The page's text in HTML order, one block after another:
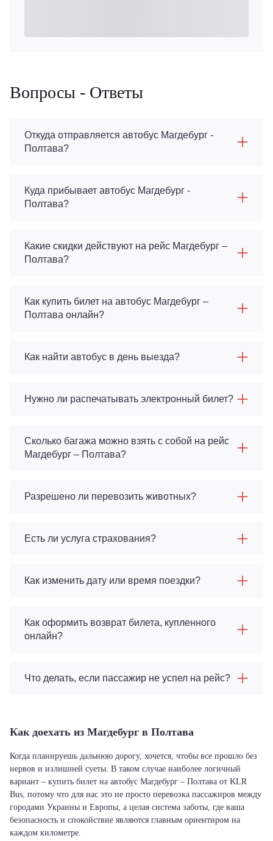
Вопросы - Ответы
Откуда отправляется автобус Магдебург -
Полтава?
Куда прибывает автобус Магдебург -
Полтава?
Какие скидки действуют на рейс Магдебург –
Полтава?
Как купить билет на автобус Магдебург –
Полтава онлайн?
Как найти автобус в день выезда?
Нужно ли распечатывать электронный билет?
Сколько багажа можно взять с собой на рейс
Магдебург – Полтава?
Разрешено ли перевозить животных?
Есть ли услуга страхования?
Как изменить дату или время поездки?
Как оформить возврат билета, купленного
онлайн?
Что делать, если пассажир не успел на рейс?
Как доехать из Магдебург в Полтава
Когда планируешь дальнюю дорогу, хочется, чтобы все прошло без
нервов и излишней суеты. В таком случае наиболее логичный
вариант – купить билет на автобус Магдебург – Полтава от KLR
Bus, потому что для нас это не просто перевозка пассажиров между
городами Украины и Европы, а целая система заботы, где ваша
безопасность и спокойствие являются главным ориентиром на
каждом километре.